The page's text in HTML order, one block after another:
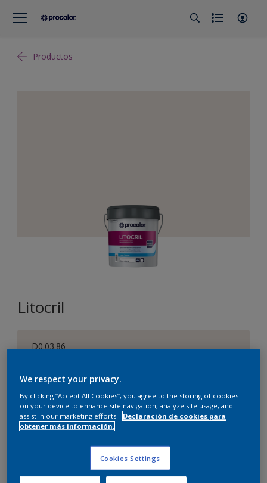
Productos
Litocril
D0.03.86
Tamaño
1 L 4 L 15 L
Calculadora de pintura
Calcular
We respect your privacy.
By clicking “Accept All Cookies”, you agree to the storing of cookies
on your device to enhance site navigation, analyze site usage, and
assist in our marketing efforts.
Declaración de cookies para
obtener más información.
Cookies Settings